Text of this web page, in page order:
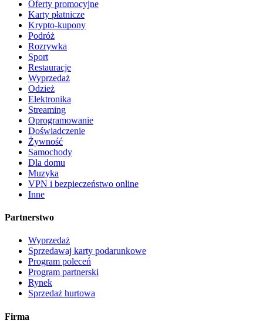
Oferty promocyjne
Karty płatnicze
Krypto-kupony
Podróż
Rozrywka
Sport
Restauracje
Wyprzedaż
Odzież
Elektronika
Streaming
Oprogramowanie
Doświadczenie
Żywność
Samochody
Dla domu
Muzyka
VPN i bezpieczeństwo online
Inne
Partnerstwo
Wyprzedaż
Sprzedawaj karty podarunkowe
Program poleceń
Program partnerski
Rynek
Sprzedaż hurtowa
Firma